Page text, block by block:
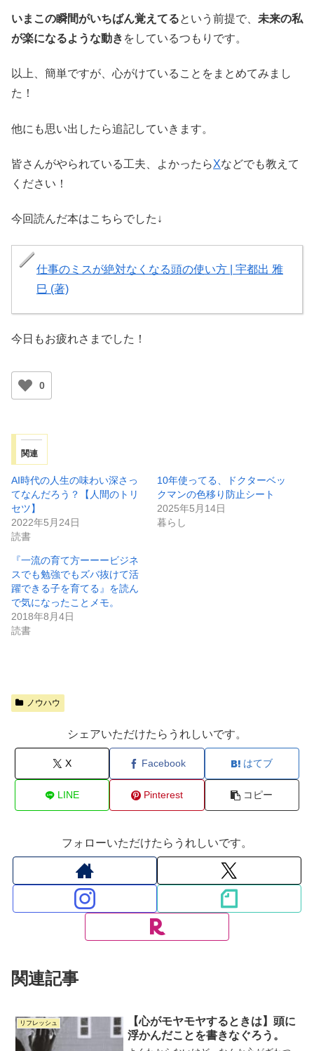
いまこの瞬間がいちばん覚えてるという前提で、 未来の私
が楽になるような動き をしているつもりです。
以上、簡単ですが、心がけていることをまとめてみまし
た！
他にも思い出したら追記していきます。
皆さんがやられている工夫、よかったらXなどでも教えて
ください！
今回読んだ本はこちらでした↓
仕事のミスが絶対なくなる頭の使い方 | 宇都出 雅
巳 (著)
今日もお疲れさまでした！
0
関連
AI時代の人生の味わい深さっ
てなんだろう？【人間のトリ
セツ】
2022年5月24日
読書
10年使ってる、ドクターベッ
クマンの色移り防止シート
2025年5月14日
暮らし
『一流の育て方ーーービジネ
スでも勉強でもズバ抜けて活
躍できる子を育てる』を読ん
で気になったことメモ。
2018年8月4日
読書
ノウハウ
シェアいただけたらうれしいです。
X Facebook はてブ
LINE Pinterest コピー
フォローいただけたらうれしいです。
関連記事
リフレッシュ
【心がモヤモヤするときは】頭に
浮かんだことを書きなぐろう。